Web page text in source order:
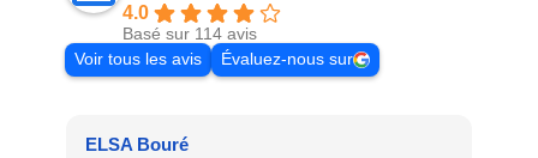
4.0
Basé sur 114 avis
Voir tous les avis
Évaluez-nous sur
ELSA Bouré